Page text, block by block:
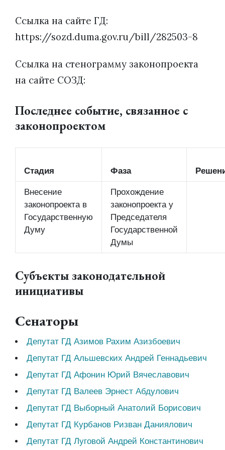
Ссылка на сайте ГД:
https://sozd.duma.gov.ru/bill/282503-8
Ссылка на стенограмму законопроекта
на сайте СОЗД:
Последнее событие, связанное с
законопроектом
Стадия Фаза
Внесение
законопроекта в
Государственную
Думу
Прохождение
законопроекта у
Председателя
Государственной
Думы
Субъекты законодательной
инициативы
Сенаторы
Депутат ГД Азимов Рахим Азизбоевич
Депутат ГД Альшевских Андрей Геннадьевич
Депутат ГД Афонин Юрий Вячеславович
Депутат ГД Валеев Эрнест Абдулович
Депутат ГД Выборный Анатолий Борисович
Депутат ГД Курбанов Ризван Даниялович
Депутат ГД Луговой Андрей Константинович